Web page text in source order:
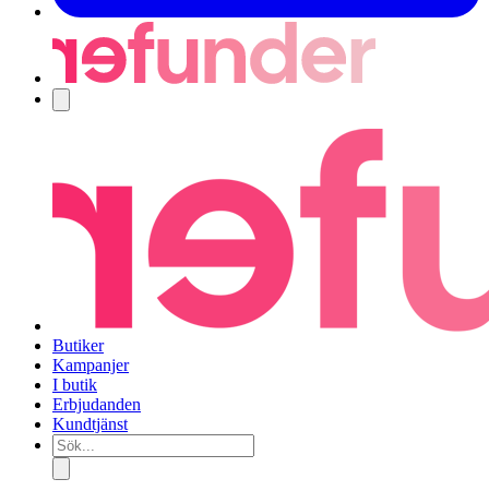
Butiker
Kampanjer
I butik
Erbjudanden
Kundtjänst
Sök...